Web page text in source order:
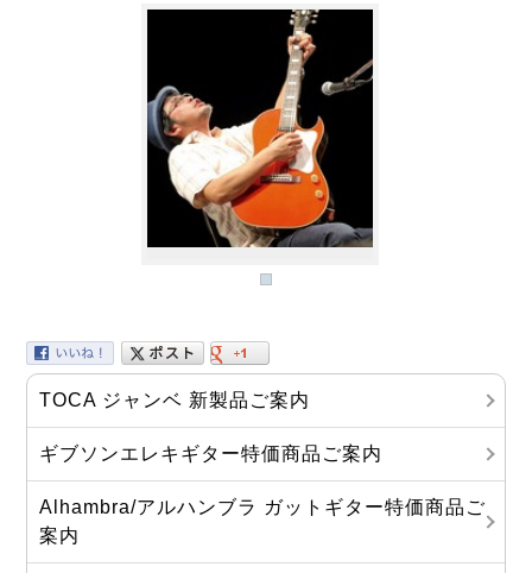
TOCA ジャンベ 新製品ご案内
ギブソンエレキギター特価商品ご案内
Alhambra/アルハンブラ ガットギター特価商品ご
案内